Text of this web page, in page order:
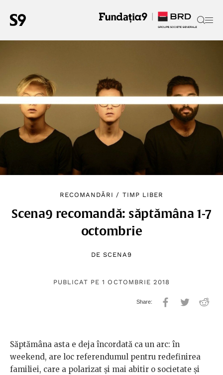
RECOMANDĂRI / TIMP LIBER
Scena9 recomandă: săptămâna 1-7
octombrie
DE SCENA9
PUBLICAT PE 1 OCTOMBRIE 2018
Săptămâna asta e deja încordată ca un arc: în
weekend, are loc referendumul pentru redefinirea
familiei, care a polarizat și mai abitir o societate și